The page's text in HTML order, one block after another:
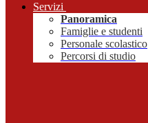
Servizi
Panoramica
Famiglie e studenti
Personale scolastico
Percorsi di studio